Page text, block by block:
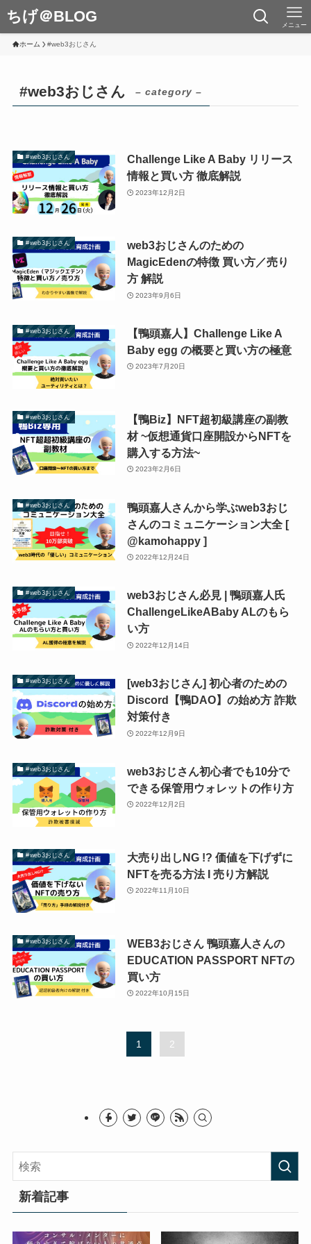
ちげ＠BLOG メニュー
ホーム #web3おじさん
#web3おじさん – category –
#web3おじさん
Challenge Like A Baby リリース
情報と買い方 徹底解説
2023年12月2日
#web3おじさん
web3おじさんのための
MagicEdenの特徴 買い方／売り
方 解説
2023年9月6日
#web3おじさん
【鴨頭嘉人】Challenge Like A
Baby egg の概要と買い方の極意
2023年7月20日
#web3おじさん
【鴨Biz】NFT超初級講座の副教
材 ~仮想通貨口座開設からNFTを
購入する方法~
2023年2月6日
#web3おじさん
鴨頭嘉人さんから学ぶweb3おじ
さんのコミュニケーション大全 [
@kamohappy ]
2022年12月24日
#web3おじさん
web3おじさん必見 | 鴨頭嘉人氏
ChallengeLikeABaby ALのもら
い方
2022年12月14日
#web3おじさん
[web3おじさん] 初心者のための
Discord【鴨DAO】の始め方 詐欺
対策付き
2022年12月9日
#web3おじさん
web3おじさん初心者でも10分で
できる保管用ウォレットの作り方
2022年12月2日
#web3おじさん
大売り出しNG !? 価値を下げずに
NFTを売る方法 I 売り方解説
2022年11月10日
#web3おじさん
WEB3おじさん 鴨頭嘉人さんの
EDUCATION PASSPORT NFTの
買い方
2022年10月15日
1 2
新着記事